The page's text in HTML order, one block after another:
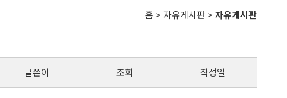
홈 > 자유게시판 > 자유게시판
글쓴이 조회 작성일